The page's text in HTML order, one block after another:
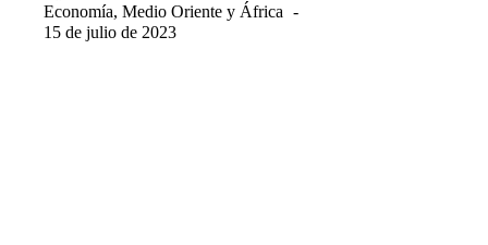
Economía, Medio Oriente y África
15 de julio de 2023